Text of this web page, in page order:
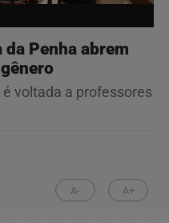
Penha abrem
voltada a professores
A- A+